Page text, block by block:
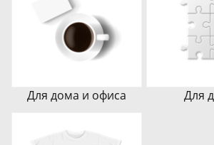
Для дома и офиса Для